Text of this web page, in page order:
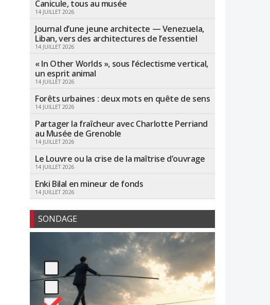
Canicule, tous au musée
14 JUILLET 2026
Journal d’une jeune architecte — Venezuela,
Liban, vers des architectures de l’essentiel
14 JUILLET 2026
« In Other Worlds », sous l’éclectisme vertical,
un esprit animal
14 JUILLET 2026
Forêts urbaines : deux mots en quête de sens
14 JUILLET 2026
Partager la fraîcheur avec Charlotte Perriand
au Musée de Grenoble
14 JUILLET 2026
Le Louvre ou la crise de la maîtrise d’ouvrage
14 JUILLET 2026
Enki Bilal en mineur de fonds
14 JUILLET 2026
SONDAGE